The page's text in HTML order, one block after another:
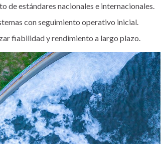
estándares nacionales e internacionales.
con seguimiento operativo inicial.
fiabilidad y rendimiento a largo plazo.